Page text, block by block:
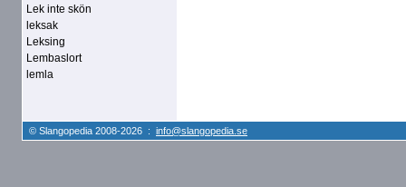
Lek inte skön
leksak
Leksing
Lembaslort
lemla
© Slangopedia 2008-2026 : info@slangopedia.se